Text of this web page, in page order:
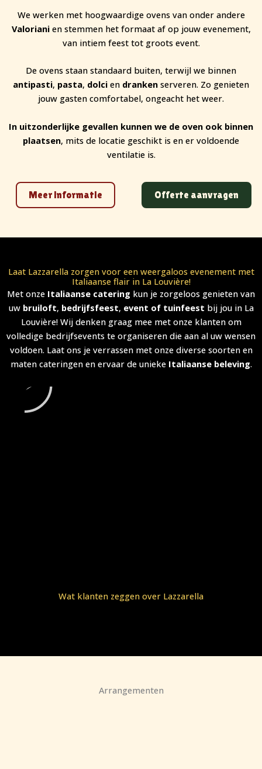
We werken met hoogwaardige ovens van onder andere
Valorianien stemmen het formaat af op jouw evenement,
van intiem feest tot groots event.
De ovens staan standaard buiten, terwijl we binnen
antipasti, pasta, dolci en dranken serveren. Zo genieten
jouw gasten comfortabel, ongeacht het weer.
In uitzonderlijke gevallen kunnen we de oven ook binnen
plaatsen, mits de locatie geschikt is en er voldoende
ventilatie is.
Meer informatie Offerte aanvragen
Laat Lazzarella zorgen voor een weergaloos evenement met
Italiaanse flair in La Louvière!
Met onze Italiaanse catering kun je zorgeloos genieten van
uw bruiloft, bedrijfsfeest, event of tuinfeest bij jou in La
Louvière! Wij denken graag mee met onze klanten om
volledige bedrijfsevents te organiseren die aan al uw wensen
voldoen. Laat ons je verrassen met onze diverse soorten en
maten cateringen en ervaar de unieke Italiaanse beleving.
A
Wat klanten zeggen over Lazzarella
Arrangementen